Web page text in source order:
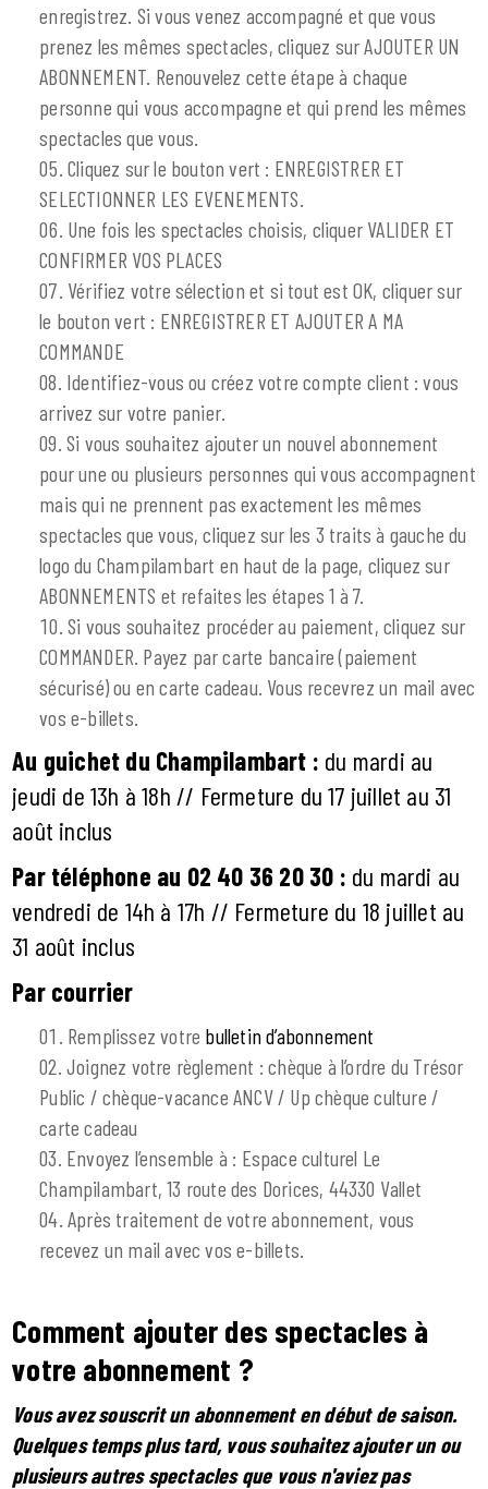
enregistrez. Si vous venez accompagné et que vous
prenez les mêmes spectacles, cliquez sur AJOUTER UN
ABONNEMENT. Renouvelez cette étape à chaque
personne qui vous accompagne et qui prend les mêmes
spectacles que vous.
Cliquez sur le bouton vert : ENREGISTRER ET
SELECTIONNER LES EVENEMENTS.
Une fois les spectacles choisis, cliquer VALIDER ET
CONFIRMER VOS PLACES
Vérifiez votre sélection et si tout est OK, cliquer sur
le bouton vert : ENREGISTRER ET AJOUTER A MA
COMMANDE
Identifiez-vous ou créez votre compte client : vous
arrivez sur votre panier.
Si vous souhaitez ajouter un nouvel abonnement
pour une ou plusieurs personnes qui vous accompagnent
mais qui ne prennent pas exactement les mêmes
spectacles que vous, cliquez sur les 3 traits à gauche du
logo du Champilambart en haut de la page, cliquez sur
ABONNEMENTS et refaites les étapes 1 à 7.
Si vous souhaitez procéder au paiement, cliquez sur
COMMANDER. Payez par carte bancaire (paiement
sécurisé) ou en carte cadeau. Vous recevrez un mail avec
vos e-billets.
Au guichet du Champilambart : du mardi au
jeudi de 13h à 18h // Fermeture du 17 juillet au 31
août inclus
Par téléphone au 02 40 36 20 30 : du mardi au
vendredi de 14h à 17h // Fermeture du 18 juillet au
31 août inclus
Par courrier
Remplissez votre bulletin d’abonnement
Joignez votre règlement : chèque à l’ordre du Trésor
Public / chèque-vacance ANCV / Up chèque culture /
carte cadeau
Envoyez l’ensemble à : Espace culturel Le
Champilambart, 13 route des Dorices, 44330 Vallet
Après traitement de votre abonnement, vous
recevez un mail avec vos e-billets.
Comment ajouter des spectacles à
votre abonnement ?
Vous avez souscrit un abonnement en début de saison.
Quelques temps plus tard, vous souhaitez ajouter un ou
plusieurs autres spectacles que vous n'aviez pas